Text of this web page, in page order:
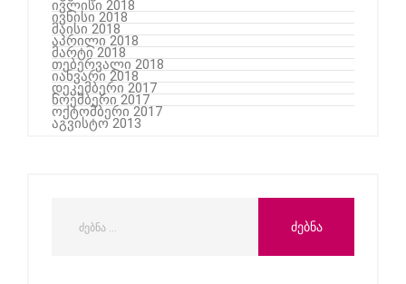
ივლისი 2018
ივნისი 2018
მაისი 2018
აპრილი 2018
მარტი 2018
თებერვალი 2018
იანვარი 2018
დეკემბერი 2017
ნოემბერი 2017
ოქტომბერი 2017
აგვისტო 2013